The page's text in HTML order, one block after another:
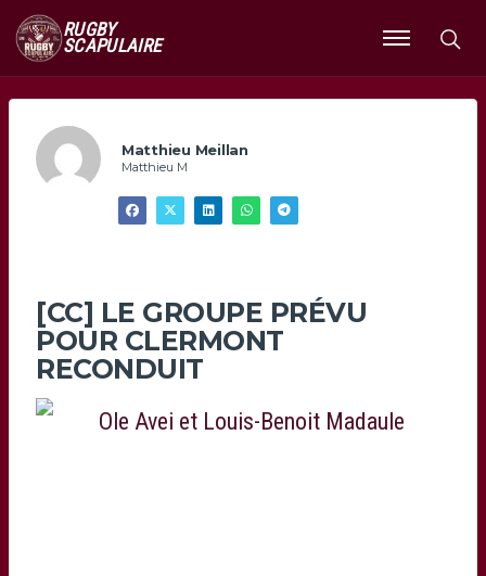
RUGBY
SCAPULAIRE
Ouvrir
le
Matthieu Meillan
Matthieu M
[CC] LE GROUPE PRÉVU
POUR CLERMONT
RECONDUIT